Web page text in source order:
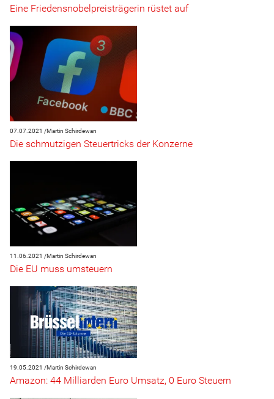
Eine Friedensnobelpreisträgerin rüstet auf
07.07.2021 /Martin Schirdewan
Die schmutzigen Steuertricks der Konzerne
11.06.2021 /Martin Schirdewan
Die EU muss umsteuern
19.05.2021 /Martin Schirdewan
Amazon: 44 Milliarden Euro Umsatz, 0 Euro Steuern